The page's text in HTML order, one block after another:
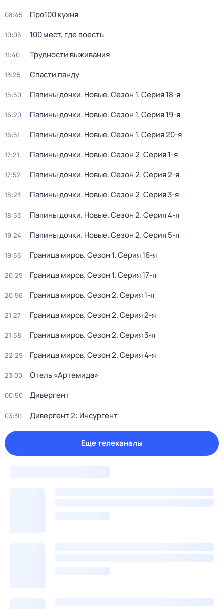
08:45 Про100 кухня
10:05 100 мест, где поесть
11:40 Трудности выживания
13:25 Спасти панду
15:50 Папины дочки. Новые. Сезон 1. Серия 18-я
16:20 Папины дочки. Новые. Сезон 1. Серия 19-я
16:51 Папины дочки. Новые. Сезон 1. Серия 20-я
17:21 Папины дочки. Новые. Сезон 2. Серия 1-я
17:52 Папины дочки. Новые. Сезон 2. Серия 2-я
18:23 Папины дочки. Новые. Сезон 2. Серия 3-я
18:53 Папины дочки. Новые. Сезон 2. Серия 4-я
19:24 Папины дочки. Новые. Сезон 2. Серия 5-я
19:55 Граница миров. Сезон 1. Серия 16-я
20:25 Граница миров. Сезон 1. Серия 17-я
20:56 Граница миров. Сезон 2. Серия 1-я
21:27 Граница миров. Сезон 2. Серия 2-я
21:58 Граница миров. Сезон 2. Серия 3-я
22:29 Граница миров. Сезон 2. Серия 4-я
23:00 Отель «Артемида»
00:50 Дивергент
03:30 Дивергент 2: Инсургент
Еще телеканалы